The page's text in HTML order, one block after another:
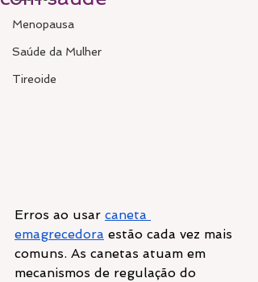
Menopausa
Saúde da Mulher
Tireoide
Erros ao usar caneta
emagrecedora estão cada vez mais
comuns. As canetas atuam em
mecanismos de regulação do